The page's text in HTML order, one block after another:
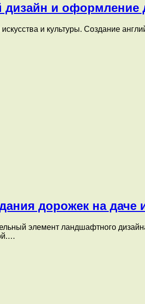
дизайн и оформление
и культуры. Создание
дорожек на даче
элемент ландшафтного